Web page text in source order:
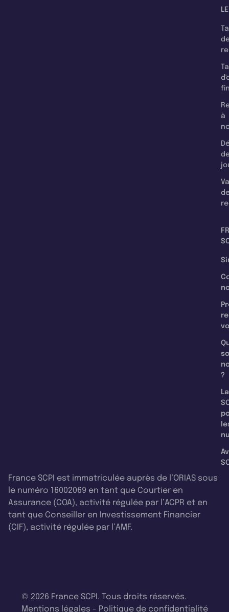
à
?
La
France SCPI est immatriculée auprès de l’ORIAS sous
le numéro 16002069 en tant que Courtier en
Assurance (COA), activité régulée par l’ACPR et en
tant que Conseiller en Investissement Financier
(CIF), activité régulée par l’AMF.
© 2026 France SCPI. Tous droits réservés.
Mentions légales - Politique de confidentialité